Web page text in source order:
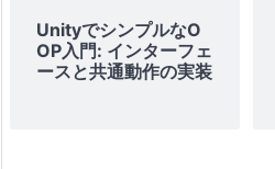
UnityでシンプルなO
OP入門: インターフェ
ースと共通動作の実装